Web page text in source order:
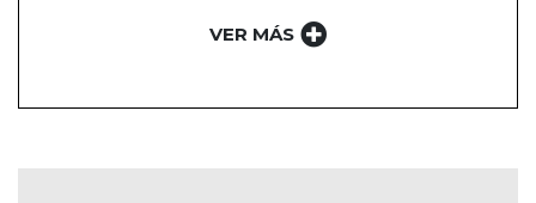
VER MÁS